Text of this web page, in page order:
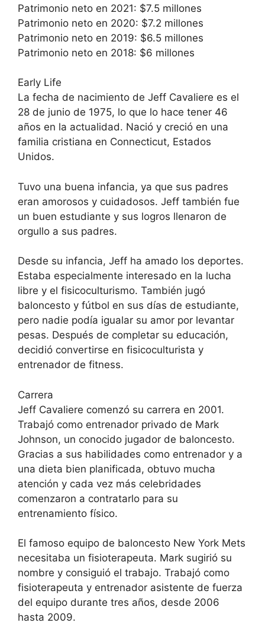
Patrimonio neto en 2021: $7.5 millones
Patrimonio neto en 2020: $7.2 millones
Patrimonio neto en 2019: $6.5 millones
Patrimonio neto en 2018: $6 millones
Early Life
La fecha de nacimiento de Jeff Cavaliere es el
28 de junio de 1975, lo que lo hace tener 46
años en la actualidad. Nació y creció en una
familia cristiana en Connecticut, Estados
Unidos.
Tuvo una buena infancia, ya que sus padres
eran amorosos y cuidadosos. Jeff también fue
un buen estudiante y sus logros llenaron de
orgullo a sus padres.
Desde su infancia, Jeff ha amado los deportes.
Estaba especialmente interesado en la lucha
libre y el fisicoculturismo. También jugó
baloncesto y fútbol en sus días de estudiante,
pero nadie podía igualar su amor por levantar
pesas. Después de completar su educación,
decidió convertirse en fisicoculturista y
entrenador de fitness.
Carrera
Jeff Cavaliere comenzó su carrera en 2001.
Trabajó como entrenador privado de Mark
Johnson, un conocido jugador de baloncesto.
Gracias a sus habilidades como entrenador y a
una dieta bien planificada, obtuvo mucha
atención y cada vez más celebridades
comenzaron a contratarlo para su
entrenamiento físico.
El famoso equipo de baloncesto New York Mets
necesitaba un fisioterapeuta. Mark sugirió su
nombre y consiguió el trabajo. Trabajó como
fisioterapeuta y entrenador asistente de fuerza
del equipo durante tres años, desde 2006
hasta 2009.